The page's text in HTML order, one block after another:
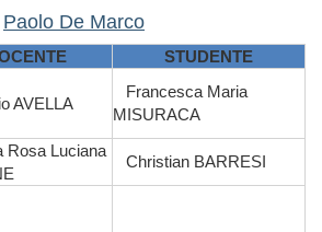
Paolo De Marco
STUDENTE
AVELLA
Francesca Maria
MISURACA
Rosa Luciana
Christian BARRESI